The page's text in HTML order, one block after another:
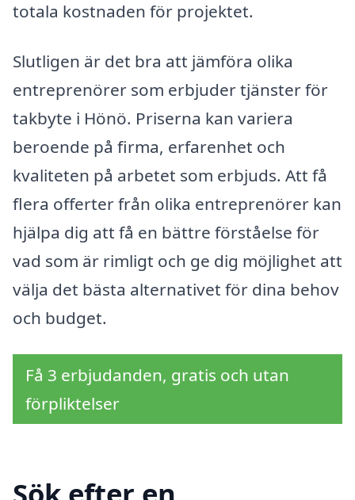
totala kostnaden för projektet.
Slutligen är det bra att jämföra olika
entreprenörer som erbjuder tjänster för
takbyte i Hönö. Priserna kan variera
beroende på firma, erfarenhet och
kvaliteten på arbetet som erbjuds. Att få
flera offerter från olika entreprenörer kan
hjälpa dig att få en bättre förståelse för
vad som är rimligt och ge dig möjlighet att
välja det bästa alternativet för dina behov
och budget.
Få 3 erbjudanden, gratis och utan
förpliktelser